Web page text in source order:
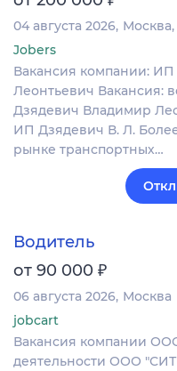
04 августа 2026 Москва
Jobers
Вакансия компании:
Леонтьевич Вакансия:
Дзядевич Владимир
ИП Дзядевич В. Л.
рынке транспортных…
Водитель
от 90 000 ₽
06 августа 2026 Москва
jobcart
Вакансия компании
деятельности ООО